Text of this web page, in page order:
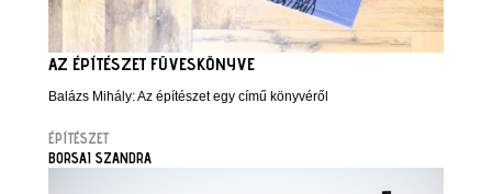
AZ ÉPÍTÉSZET FÜVESKÖNYVE
Balázs Mihály: Az építészet egy című könyvéről
ÉPÍTÉSZET
BORSAI SZANDRA